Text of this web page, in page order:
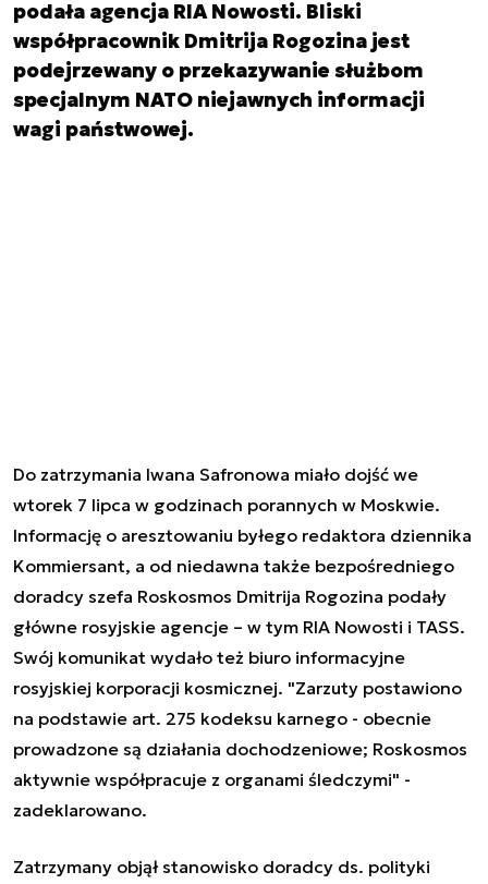
podała agencja RIA Nowosti. Bliski
współpracownik Dmitrija Rogozina jest
podejrzewany o przekazywanie służbom
specjalnym NATO niejawnych informacji
wagi państwowej.
Do zatrzymania Iwana Safronowa miało dojść we
wtorek 7 lipca w godzinach porannych w Moskwie.
Informację o aresztowaniu byłego redaktora dziennika
Kommiersant, a od niedawna także bezpośredniego
doradcy szefa Roskosmos Dmitrija Rogozina podały
główne rosyjskie agencje – w tym RIA Nowosti i TASS.
Swój komunikat wydało też biuro informacyjne
rosyjskiej korporacji kosmicznej. "Zarzuty postawiono
na podstawie art. 275 kodeksu karnego - obecnie
prowadzone są działania dochodzeniowe; Roskosmos
aktywnie współpracuje z organami śledczymi" -
zadeklarowano.
Zatrzymany objął stanowisko doradcy ds. polityki